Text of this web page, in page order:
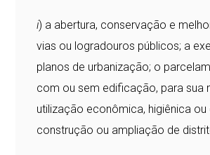
i) a abertura, conservação e
vias ou logradouros públicos; a
planos de urbanização; o
com ou sem edificação, para sua
utilização econômica, higiênica ou
construção ou ampliação de